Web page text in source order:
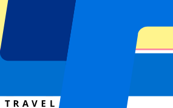
Circuit
Red Bull Ring